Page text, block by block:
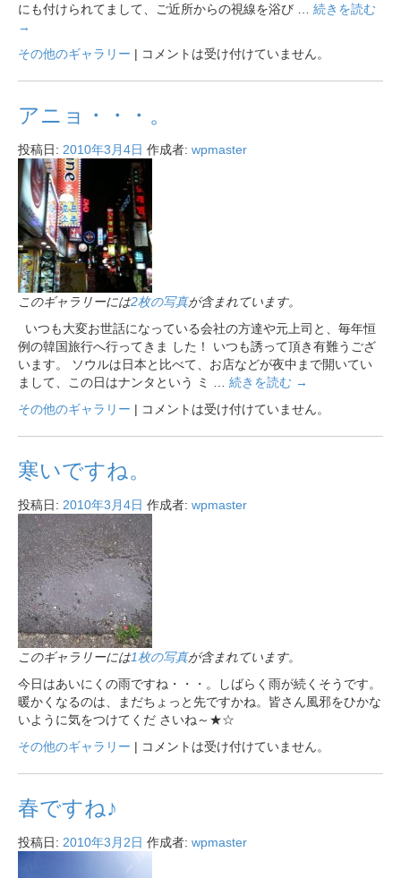
にも付けられてまして、ご近所からの視線を浴び … 続きを読む
→
その他のギャラリー | コメントは受け付けていません。
アニョ・・・。
投稿日: 2010年3月4日 作成者: wpmaster
このギャラリーには2枚の写真が含まれています。
いつも大変お世話になっている会社の方達や元上司と、毎年恒
例の韓国旅行へ行ってきま した！ いつも誘って頂き有難うござ
います。 ソウルは日本と比べて、お店などが夜中まで開いてい
まして、この日はナンタという ミ … 続きを読む →
その他のギャラリー | コメントは受け付けていません。
寒いですね。
投稿日: 2010年3月4日 作成者: wpmaster
このギャラリーには1枚の写真が含まれています。
今日はあいにくの雨ですね・・・。しばらく雨が続くそうです。
暖かくなるのは、まだちょっと先ですかね。皆さん風邪をひかな
いように気をつけてくだ さいね～★☆
その他のギャラリー | コメントは受け付けていません。
春ですね♪
投稿日: 2010年3月2日 作成者: wpmaster